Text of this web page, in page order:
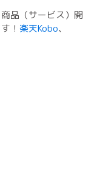
品（サービス）開
！ 楽天Kobo、